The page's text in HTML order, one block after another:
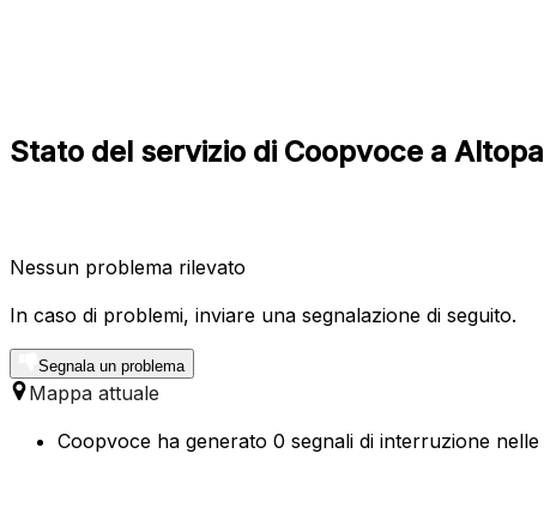
Stato del servizio di Coopvoce a
Nessun problema rilevato
In caso di problemi, inviare una segnalazione di seguito.
Segnala un problema
Mappa attuale
Coopvoce ha generato 0 segnali di interruzione